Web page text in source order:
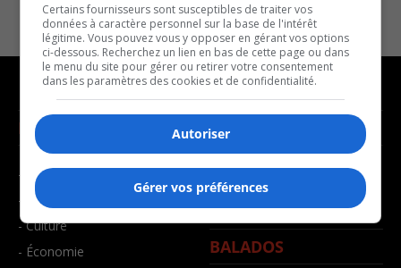
NOUVELLES
- Affaires municipales
- Communauté / Social
- Culture
- Économie
MUSIQUE
BALADOS
Certains fournisseurs sont susceptibles de traiter vos
données à caractère personnel sur la base de l'intérêt
légitime. Vous pouvez vous y opposer en gérant vos options
ci-dessous. Recherchez un lien en bas de cette page ou dans
le menu du site pour gérer ou retirer votre consentement
dans les paramètres des cookies et de confidentialité.
Autoriser
Gérer vos préférences